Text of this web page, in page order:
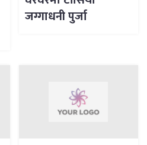
जग्गाधनी पुर्जा